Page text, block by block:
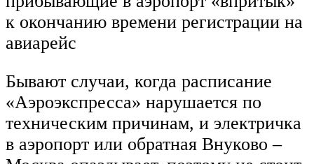
к окончанию времени регистрации на
авиарейс
Бывают случаи, когда расписание
«Аэроэкспресса» нарушается по
техническим причинам, и электричка
в аэропорт или обратная Внуково –